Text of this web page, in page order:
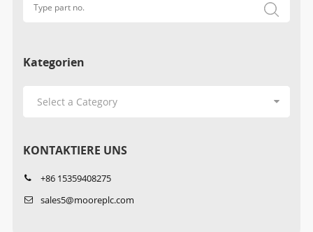
Kategorien
KONTAKTIERE UNS
+86 15359408275
sales5@mooreplc.com